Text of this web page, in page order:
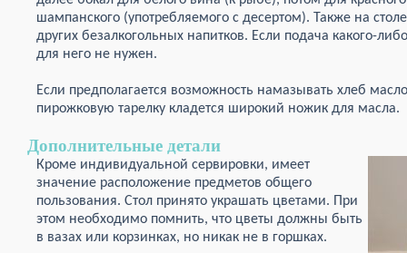
шампанского (употребляемого с десертом). Также на
других безалкогольных напитков. Если подача какого-
для него не нужен.
Если предполагается возможность намазывать хлеб
пирожковую тарелку кладется широкий ножик для масла.
Дополнительные детали
Кроме индивидуальной сервировки, имеет
значение расположение предметов общего
пользования. Стол принято украшать цветами. При
этом необходимо помнить, что цветы должны быть
в вазах или корзинках, но никак не в горшках.